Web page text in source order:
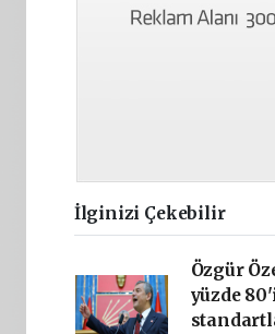
İlginizi Çekebilir
Özgür
yüzde